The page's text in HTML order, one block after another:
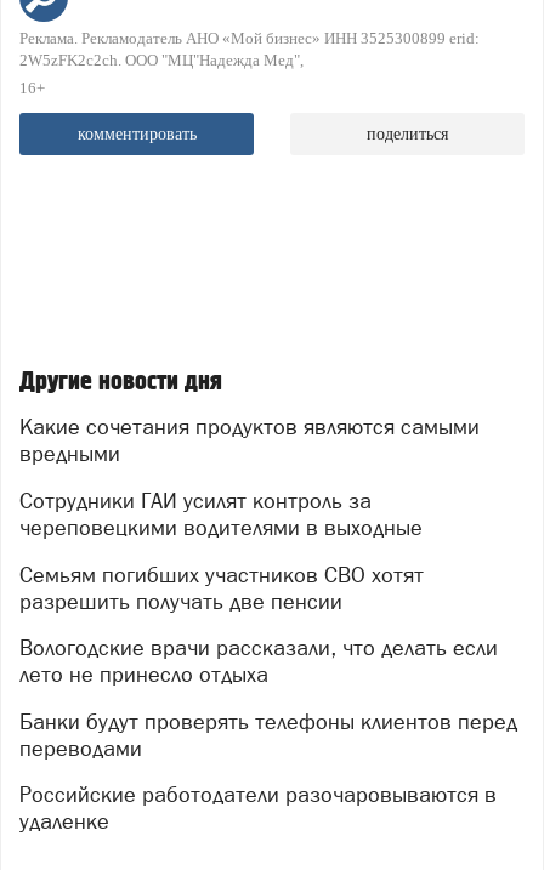
Реклама. Рекламодатель АНО «Мой бизнес» ИНН 3525300899 erid:
2W5zFK2c2ch. ООО "МЦ"Надежда Мед"
16+
комментировать поделиться
Другие новости дня
Какие сочетания продуктов являются самыми
вредными
Сотрудники ГАИ усилят контроль за
череповецкими водителями в выходные
Семьям погибших участников СВО хотят
разрешить получать две пенсии
Вологодские врачи рассказали, что делать если
лето не принесло отдыха
Банки будут проверять телефоны клиентов перед
переводами
Российские работодатели разочаровываются в
удаленке